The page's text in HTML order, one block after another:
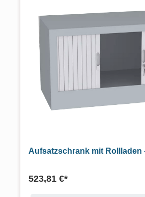
Aufsatzschrank mit Rollladen
523,81 €*